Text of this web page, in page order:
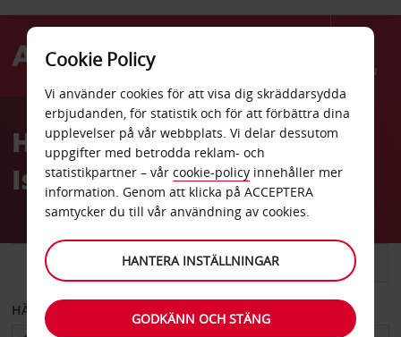
Menu
AvisHyrbil Prince Edward
Island
SKÅPBIL
HÄMTA FRÅN
Cookie Policy
Vi använder cookies för att visa dig skräddarsydda
erbjudanden, för statistik och för att förbättra dina
upplevelser på vår webbplats. Vi delar dessutom
uppgifter med betrodda reklam- och
statistikpartner – vår cookie-policy innehåller mer
information. Genom att klicka på ACCEPTERA
samtycker du till vår användning av cookies.
HANTERA INSTÄLLNINGAR
GODKÄNN OCH STÄNG